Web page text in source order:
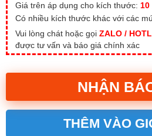
Giá trên áp dụng cho kích thước: 10
Có nhiều kích thước khác với các
Vui lòng chát hoặc gọi ZALO /
được tư vấn và báo giá chính xác
NHẬN
THÊM VÀO